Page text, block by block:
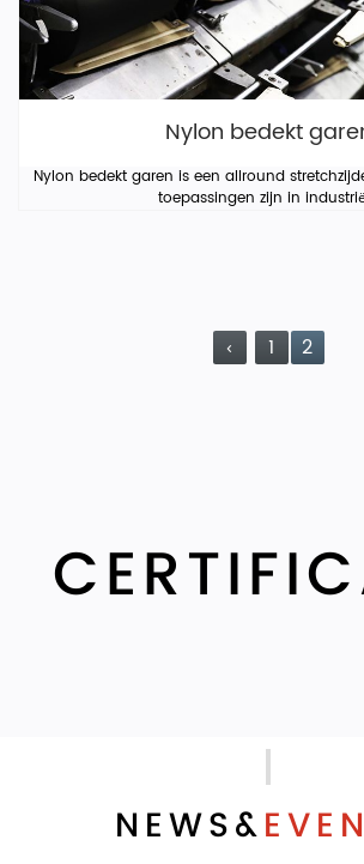
Nylon bedekt
Nylon bedekt garen is een allround
toepassingen zijn in
‹ 1 2
NEWS&